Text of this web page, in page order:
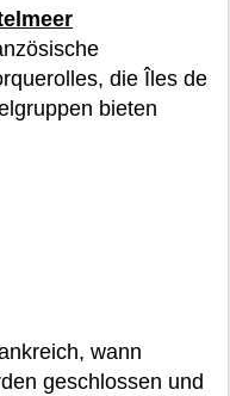
die Îles de
bieten
wann
geschlossen und